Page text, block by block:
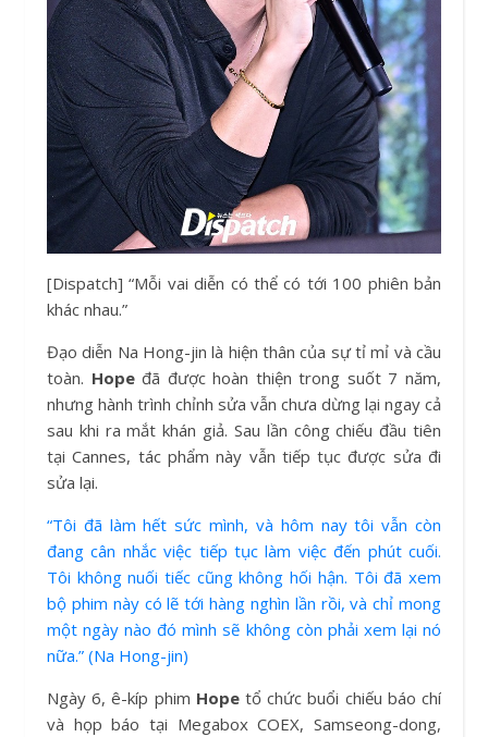
[Dispatch] “Mỗi vai diễn có thể có tới 100 phiên bản
khác nhau.”
Đạo diễn Na Hong-jin là hiện thân của sự tỉ mỉ và cầu
toàn. Hopeđã được hoàn thiện trong suốt 7 năm,
nhưng hành trình chỉnh sửa vẫn chưa dừng lại ngay cả
sau khi ra mắt khán giả. Sau lần công chiếu đầu tiên
tại Cannes, tác phẩm này vẫn tiếp tục được sửa đi
sửa lại.
“Tôi đã làm hết sức mình, và hôm nay tôi vẫn còn
đang cân nhắc việc tiếp tục làm việc đến phút cuối.
Tôi không nuối tiếc cũng không hối hận. Tôi đã xem
bộ phim này có lẽ tới hàng nghìn lần rồi, và chỉ mong
một ngày nào đó mình sẽ không còn phải xem lại nó
nữa.” (Na Hong-jin)
Ngày 6, ê-kíp phim Hopetổ chức buổi chiếu báo chí
và họp báo tại Megabox COEX, Samseong-dong,